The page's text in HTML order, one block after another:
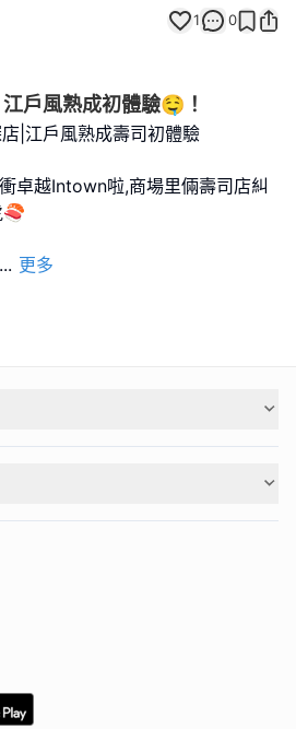
1 0
戶風熟成初體驗🤤！
|江戶風熟成壽司初體驗
卓越Intown啦,商場里倆壽司店糾
🍣
... 更多